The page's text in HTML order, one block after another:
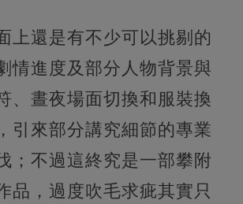
上還是有不少可以挑剔的
情進度及部分人物背景與
、晝夜場面切換和服裝換
引來部分講究細節的專業
；不過這終究是一部攀附
品，過度吹毛求疵其實只